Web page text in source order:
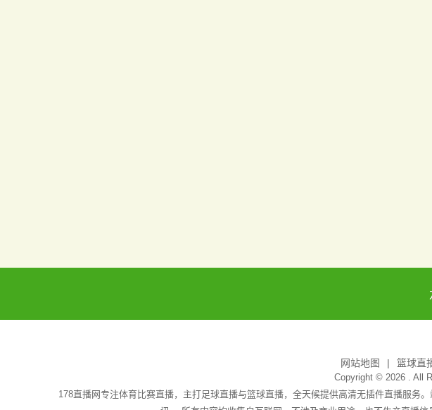
网站地图 篮球直
Copyright © 2026 . All
178直播网专注体育比赛直播，主打足球直播与篮球直播，全天候提供高清无插件直播服务